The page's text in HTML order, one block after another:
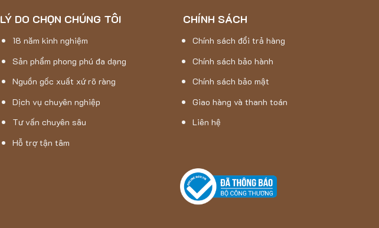
LÝ DO CHỌN CHÚNG TÔI
18 năm kinh nghiệm
Sản phẩm phong phú đa dạng
Nguồn gốc xuất xứ rõ ràng
Dịch vụ chuyên nghiệp
Tư vấn chuyên sâu
Hỗ trợ tận tâm
CHÍNH SÁCH
Chính sách đổi trả hàng
Chính sách bảo hành
Chính sách bảo mật
Giao hàng và thanh toán
Liên hệ